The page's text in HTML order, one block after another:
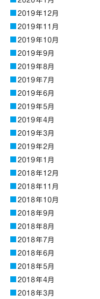
2019年12月
2019年11月
2019年10月
2019年9月
2019年8月
2019年7月
2019年6月
2019年5月
2019年4月
2019年3月
2019年2月
2019年1月
2018年12月
2018年11月
2018年10月
2018年9月
2018年8月
2018年7月
2018年6月
2018年5月
2018年4月
2018年3月